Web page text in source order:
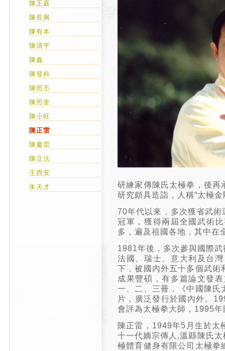
陳王庭
陳長興
陳有本
陳清平
陳鑫
陳發科
陳照丕
陳照奎
陳小旺
陳正雷
陳慶雷
陳立法
王西安
朱天才
研練家傳陳氏太極拳，後再
研究頗具造詣，人稱“太極金
70年代以來，多次獲省武
冠軍，獲得兩屆全國武術
多，遍及祖國各地，其中在
1981年後，多次參與國際
法國、瑞士、意大利及台
下，被國內外五十多個武術
成果豐碩，有多篇論文發
一、二、三冊，《中國陳氏
片，廣泛發行於國內外。
會評為太極拳大師，1995年
陳正雷，1949年5月生於
十一代嫡宗傳人,溫縣陳氏
極體育健身有限公司太極拳